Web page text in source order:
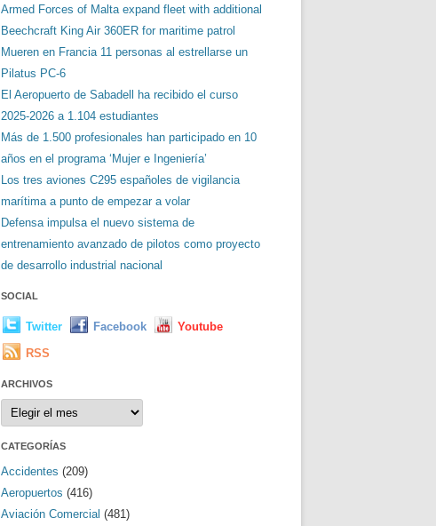
Armed Forces of Malta expand fleet with additional
Beechcraft King Air 360ER for maritime patrol
Mueren en Francia 11 personas al estrellarse un
Pilatus PC-6
El Aeropuerto de Sabadell ha recibido el curso
2025-2026 a 1.104 estudiantes
Más de 1.500 profesionales han participado en 10
años en el programa ‘Mujer e Ingeniería’
Los tres aviones C295 españoles de vigilancia
marítima a punto de empezar a volar
Defensa impulsa el nuevo sistema de
entrenamiento avanzado de pilotos como proyecto
de desarrollo industrial nacional
SOCIAL
Twitter Facebook
Youtube
RSS
ARCHIVOS
Archivos
CATEGORÍAS
Accidentes (209)
Aeropuertos (416)
Aviación Comercial (481)